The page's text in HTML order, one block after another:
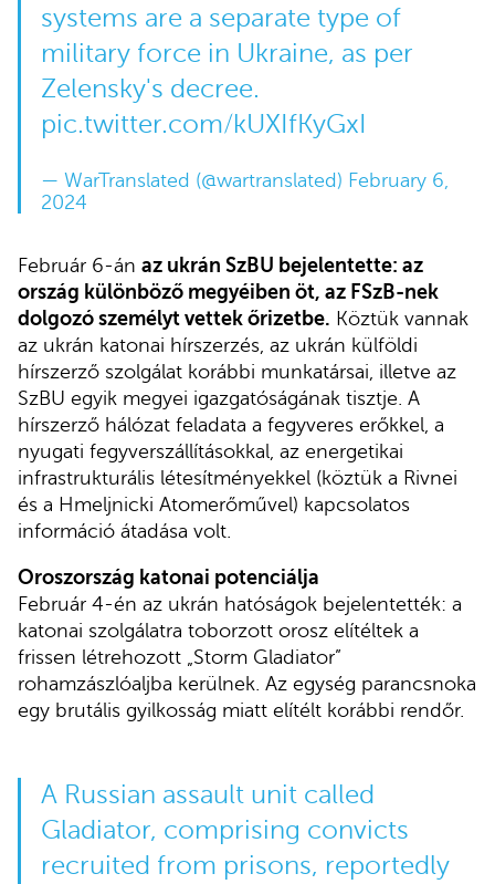
systems are a separate type of
military force in Ukraine, as per
Zelensky's decree.
pic.twitter.com/kUXIfKyGxI
— WarTranslated (@wartranslated) February 6,
2024
Február 6-án az ukrán SzBU bejelentette: az
ország különböző megyéiben öt, az FSzB-nek
dolgozó személyt vettek őrizetbe. Köztük vannak
az ukrán katonai hírszerzés, az ukrán külföldi
hírszerző szolgálat korábbi munkatársai, illetve az
SzBU egyik megyei igazgatóságának tisztje. A
hírszerző hálózat feladata a fegyveres erőkkel, a
nyugati fegyverszállításokkal, az energetikai
infrastrukturális létesítményekkel (köztük a Rivnei
és a Hmeljnicki Atomerőművel) kapcsolatos
információ átadása volt.
Oroszország katonai potenciálja
Február 4-én az ukrán hatóságok bejelentették: a
katonai szolgálatra toborzott orosz elítéltek a
frissen létrehozott „Storm Gladiator”
rohamzászlóaljba kerülnek. Az egység parancsnoka
egy brutális gyilkosság miatt elítélt korábbi rendőr.
A Russian assault unit called
Gladiator, comprising convicts
recruited from prisons, reportedly